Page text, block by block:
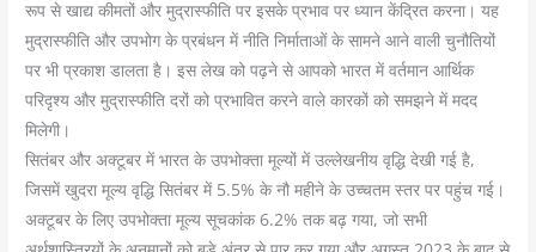
रूप से खाद्य कीमतों और मुद्रास्फीति पर इसके प्रभाव पर ध्यान केंद्रित करना। यह
मुद्रास्फीति और उपभोग के प्रबंधन में नीति निर्माताओं के सामने आने वाली चुनौतियों
पर भी प्रकाश डालता है। इस लेख को पढ़ने से आपको भारत में वर्तमान आर्थिक
परिदृश्य और मुद्रास्फीति दरों को प्रभावित करने वाले कारकों को समझने में मदद
मिलेगी।
सितंबर और अक्टूबर में भारत के उपभोक्ता मूल्यों में उल्लेखनीय वृद्धि देखी गई है,
जिसमें खुदरा मूल्य वृद्धि सितंबर में 5.5% के नौ महीने के उच्चतम स्तर पर पहुंच गई।
अक्टूबर के लिए उपभोक्ता मूल्य सूचकांक 6.2% तक बढ़ गया, जो सभी